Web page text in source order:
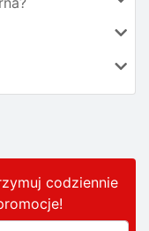
codziennie
!